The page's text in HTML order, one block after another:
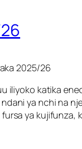
2025/26
katika
ya nchi na
ya kujifunza,